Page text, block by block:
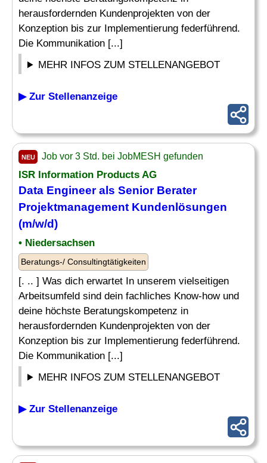
herausfordernden Kundenprojekten von der
Konzeption bis zur Implementierung federführend.
Die Kommunikation [...]
MEHR INFOS ZUM STELLENANGEBOT
▶ Zur Stellenanzeige
NEU Job vor 3 Std. bei JobMESH gefunden
ISR Information Products AG
Data Engineer als SeniorBerater
Projektmanagement Kundenlösungen
(m/w/d)
• Niedersachsen
Beratungs-/ Consultingtätigkeiten
[. .. ] Was dich erwartet In unserem vielseitigen
Arbeitsumfeld sind dein fachliches Know-how und
deine höchste Beratungskompetenz in
herausfordernden Kundenprojekten von der
Konzeption bis zur Implementierung federführend.
Die Kommunikation [...]
MEHR INFOS ZUM STELLENANGEBOT
▶ Zur Stellenanzeige